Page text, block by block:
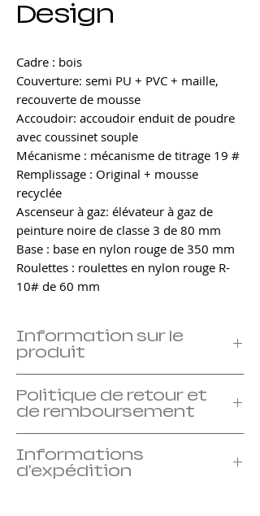
Design
Cadre : bois
Couverture: semi PU + PVC + maille,
recouverte de mousse
Accoudoir: accoudoir enduit de poudre
avec coussinet souple
Mécanisme : mécanisme de titrage 19 #
Remplissage : Original + mousse
recyclée
Ascenseur à gaz: élévateur à gaz de
peinture noire de classe 3 de 80 mm
Base : base en nylon rouge de 350 mm
Roulettes : roulettes en nylon rouge R-
10# de 60 mm
Information sur le
produit
l'endroit idéal pour ajouter plus
d'informations sur votre produit, telles
que la taille, le matériau, les instructions
d'entretien et de nettoyage. C'est
également un excellent espace pour écrire
Politique de retour et
de remboursement
remboursement. Je suis un endroit idéal
pour informer vos clients de ce qu'ils
Informations
d'expédition